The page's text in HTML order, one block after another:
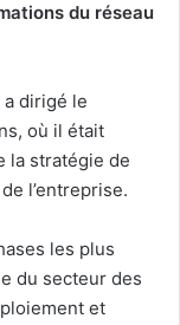
du réseau
a dirigé le
où il était
la stratégie de
l’entreprise.
les plus
du secteur des
et